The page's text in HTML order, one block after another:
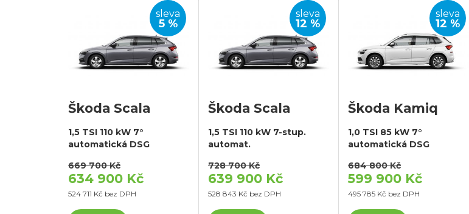
sleva
5 %
Škoda Scala
1,5 TSI 110 kW 7°
automatická DSG
669 700 Kč
634 900 Kč
524 711 Kč bez DPH
sleva
12 %
Škoda Scala
1,5 TSI 110 kW 7-stup.
automat.
728 700 Kč
639 900 Kč
528 843 Kč bez DPH
sleva
12 %
Škoda Kamiq
1,0 TSI 85 kW 7°
automatická DSG
684 800 Kč
599 900 Kč
495 785 Kč bez DPH